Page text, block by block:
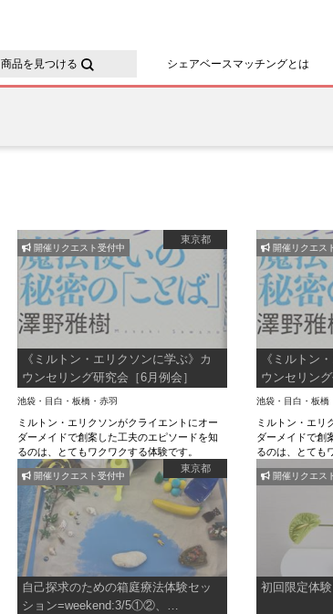
商品を見つける シェアベースマッチングとは
東京都
《ミルトン・エリクソンに学ぶ》カ
ウンセリング研究会［6月例会］
池袋・目白・板橋・赤羽
ミルトン・エリクソンがクライエントにオー
ダーメイドで創案した工夫のエピソードを知
るのは、とてもワクワクする体験です。
開催リクエスト受付中
《ミルトン
ウンセリン
池袋・目白・板橋
ミルトン・エリ
ダーメイドで創
るのは、とても
開催リクエス
東京都
自己探求のための箱庭療法体験セッ
ション=weekend:3/5①②、
開催リクエスト受付中
初回限定体
開催リクエス